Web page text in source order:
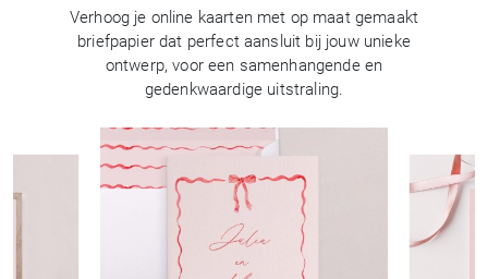
Verhoog je online kaarten met op maat gemaakt
briefpapier dat perfect aansluit bij jouw unieke
ontwerp, voor een samenhangende en
gedenkwaardige uitstraling.